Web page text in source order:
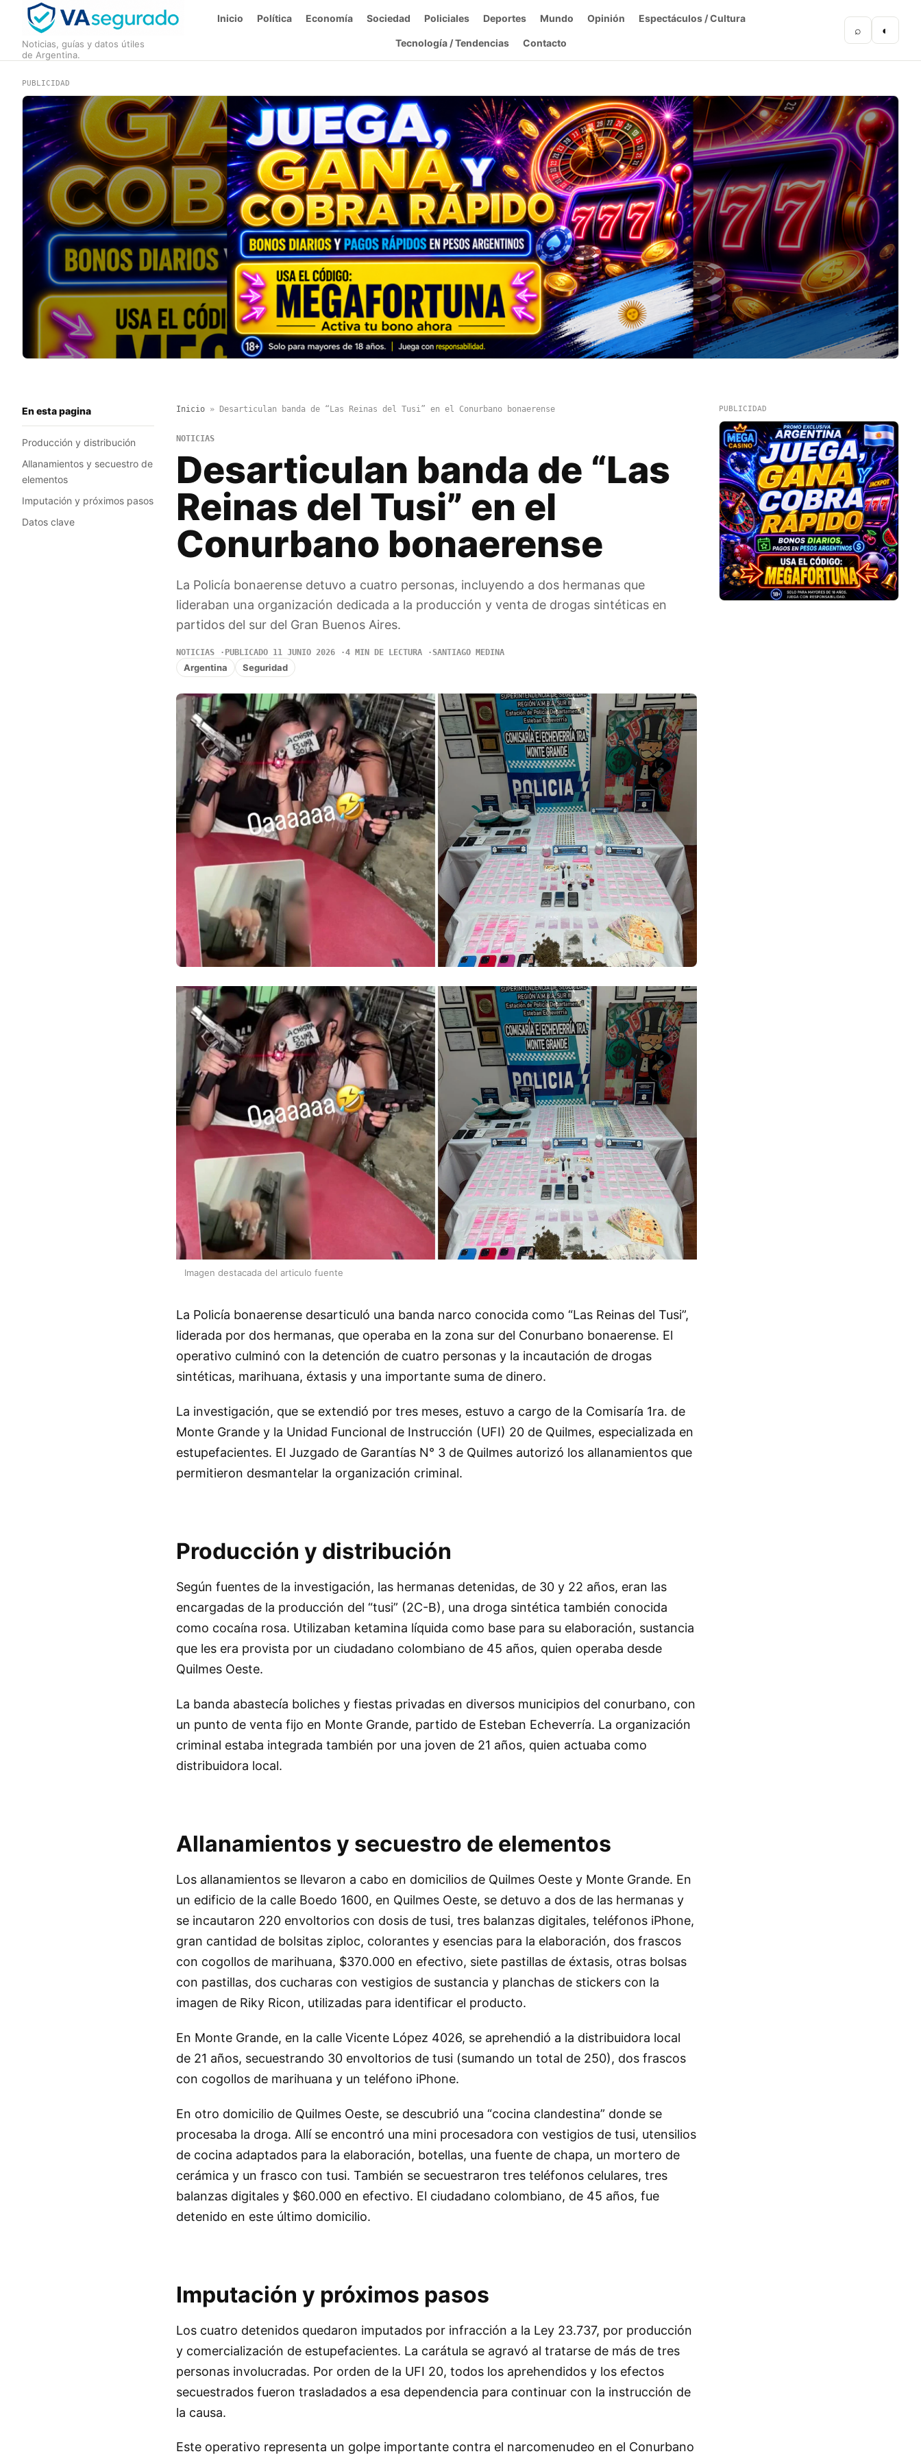
Noticias, guías y datos útiles
de Argentina.
Inicio Política Economía Sociedad Policiales Deportes Mundo Opinión Espectáculos / Cultura
Tecnología / Tendencias Contacto
⌕ ◐
PUBLICIDAD
En esta pagina
Producción y distribución
Allanamientos y secuestro de
elementos
Imputación y próximos pasos
Datos clave
Inicio» Desarticulan banda de “Las Reinas del Tusi” en el Conurbano bonaerense
NOTICIAS
Desarticulan banda de “Las
Reinas del Tusi” en el
Conurbano bonaerense
La Policía bonaerense detuvo a cuatro personas, incluyendo a dos hermanas que
lideraban una organización dedicada a la producción y venta de drogas sintéticas en
partidos del sur del Gran Buenos Aires.
NOTICIAS PUBLICADO 11 JUNIO 2026 4 MIN DE LECTURA SANTIAGO MEDINA
Argentina Seguridad
Imagen destacada del articulo fuente
La Policía bonaerense desarticuló una banda narco conocida como “Las Reinas del Tusi”,
liderada por dos hermanas, que operaba en la zona sur del Conurbano bonaerense. El
operativo culminó con la detención de cuatro personas y la incautación de drogas
sintéticas, marihuana, éxtasis y una importante suma de dinero.
La investigación, que se extendió por tres meses, estuvo a cargo de la Comisaría 1ra. de
Monte Grande y la Unidad Funcional de Instrucción (UFI) 20 de Quilmes, especializada en
estupefacientes. El Juzgado de Garantías N° 3 de Quilmes autorizó los allanamientos que
permitieron desmantelar la organización criminal.
Producción y distribución
Según fuentes de la investigación, las hermanas detenidas, de 30 y 22 años, eran las
encargadas de la producción del “tusi” (2C-B), una droga sintética también conocida
como cocaína rosa. Utilizaban ketamina líquida como base para su elaboración, sustancia
que les era provista por un ciudadano colombiano de 45 años, quien operaba desde
Quilmes Oeste.
La banda abastecía boliches y fiestas privadas en diversos municipios del conurbano, con
un punto de venta fijo en Monte Grande, partido de Esteban Echeverría. La organización
criminal estaba integrada también por una joven de 21 años, quien actuaba como
distribuidora local.
Allanamientos y secuestro de elementos
Los allanamientos se llevaron a cabo en domicilios de Quilmes Oeste y Monte Grande. En
un edificio de la calle Boedo 1600, en Quilmes Oeste, se detuvo a dos de las hermanas y
se incautaron 220 envoltorios con dosis de tusi, tres balanzas digitales, teléfonos iPhone,
gran cantidad de bolsitas ziploc, colorantes y esencias para la elaboración, dos frascos
con cogollos de marihuana, $370.000 en efectivo, siete pastillas de éxtasis, otras bolsas
con pastillas, dos cucharas con vestigios de sustancia y planchas de stickers con la
imagen de Riky Ricon, utilizadas para identificar el producto.
En Monte Grande, en la calle Vicente López 4026, se aprehendió a la distribuidora local
de 21 años, secuestrando 30 envoltorios de tusi (sumando un total de 250), dos frascos
con cogollos de marihuana y un teléfono iPhone.
En otro domicilio de Quilmes Oeste, se descubrió una “cocina clandestina” donde se
procesaba la droga. Allí se encontró una mini procesadora con vestigios de tusi, utensilios
de cocina adaptados para la elaboración, botellas, una fuente de chapa, un mortero de
cerámica y un frasco con tusi. También se secuestraron tres teléfonos celulares, tres
balanzas digitales y $60.000 en efectivo. El ciudadano colombiano, de 45 años, fue
detenido en este último domicilio.
Imputación y próximos pasos
Los cuatro detenidos quedaron imputados por infracción a la Ley 23.737, por producción
y comercialización de estupefacientes. La carátula se agravó al tratarse de más de tres
personas involucradas. Por orden de la UFI 20, todos los aprehendidos y los efectos
secuestrados fueron trasladados a esa dependencia para continuar con la instrucción de
la causa.
Este operativo representa un golpe importante contra el narcomenudeo en el Conurbano
PUBLICIDAD